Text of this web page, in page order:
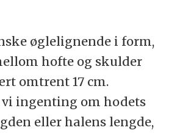
øglelignende i form,
hofte og skulder
omtrent 17 cm.
ingenting om hodets
eller halens lengde,